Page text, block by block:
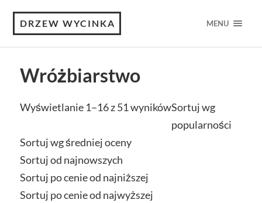
DRZEW WYCINKA MENU
Wróżbiarstwo
Wyświetlanie 1–16 z 51 wynikówSortuj wg
popularności
Sortuj wg średniej oceny
Sortuj od najnowszych
Sortuj po cenie od najniższej
Sortuj po cenie od najwyższej